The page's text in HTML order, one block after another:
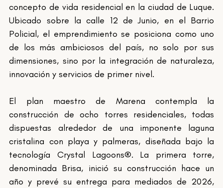
concepto de vida residencial en la ciudad de Luque.
Ubicado sobre la calle 12 de Junio, en el Barrio
Policial, el emprendimiento se posiciona como uno
de los más ambiciosos del país, no solo por sus
dimensiones, sino por la integración de naturaleza,
innovación y servicios de primer nivel.
El plan maestro de Marena contempla la
construcción de ocho torres residenciales, todas
dispuestas alrededor de una imponente laguna
cristalina con playa y palmeras, diseñada bajo la
tecnología Crystal Lagoons®. La primera torre,
denominada Brisa, inició su construcción hace un
año y prevé su entrega para mediados de 2026,